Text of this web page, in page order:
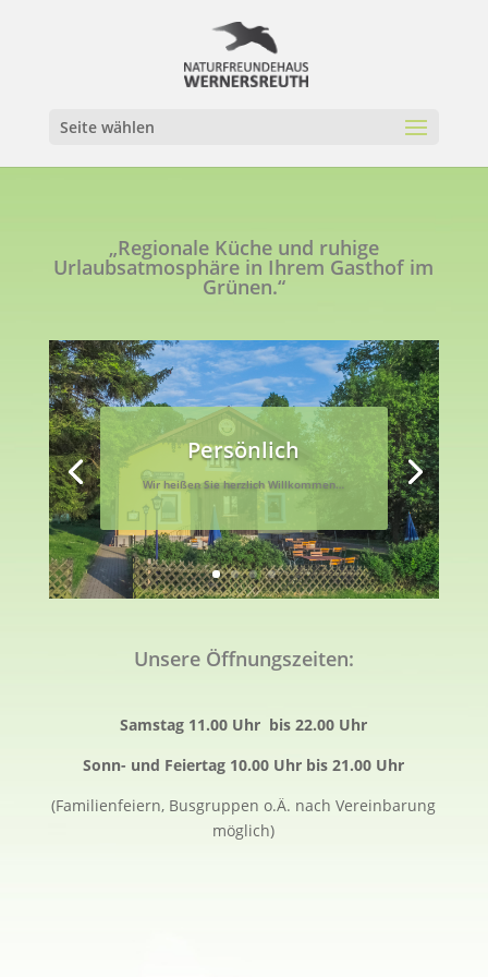
Seite wählen
„Regionale Küche und ruhige
Urlaubsatmosphäre in Ihrem Gasthof im
Grünen.“
Persönlich
Wir heißen Sie herzlich Willkommen…
Unsere Öffnungszeiten:
Samstag 11.00 Uhr bis 22.00 Uhr
Sonn- und Feiertag 10.00 Uhr bis 21.00 Uhr
(Familienfeiern, Busgruppen o.Ä. nach Vereinbarung
möglich)